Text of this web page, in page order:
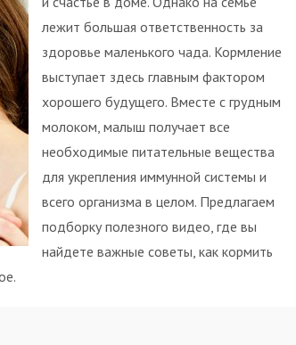
лежит большая ответственность за
здоровье маленького чада. Кормление
выступает здесь главным фактором
хорошего будущего. Вместе с грудным
молоком, малыш получает все
необходимые питательные вещества
для укрепления иммунной системы и
всего организма в целом. Предлагаем
подборку полезного видео, где вы
найдете важные советы, как кормить